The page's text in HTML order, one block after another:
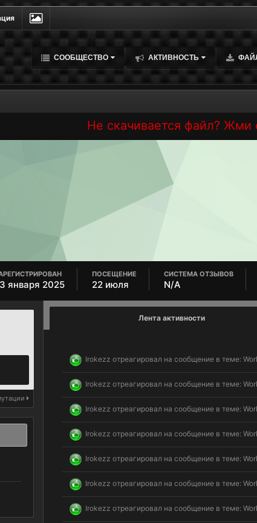
СООБЩЕСТВО АКТИВНОСТЬ
Не скачивается файл? Жми
января 2025
ПОСЕЩЕНИЕ
22 июля
СИСТЕМА ОТЗЫВОВ
N/A
Лента активности
Irokezz отреагировал на сообщение в теме:
Irokezz отреагировал на сообщение в теме:
Irokezz отреагировал на сообщение в теме:
Irokezz отреагировал на сообщение в теме:
Irokezz отреагировал на сообщение в теме:
Irokezz отреагировал на сообщение в теме:
Irokezz отреагировал на сообщение в теме: